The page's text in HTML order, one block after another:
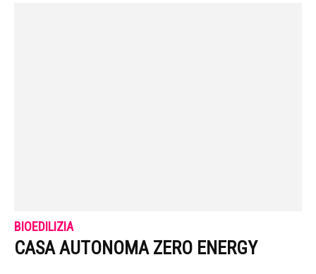
BIOEDILIZIA
CASA AUTONOMA ZERO ENERGY